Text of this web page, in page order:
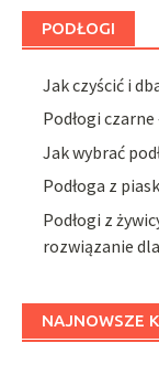
PODŁOGI
Jak czyścić i
Podłogi
Jak wybrać
Podłoga z
Podłogi z
rozwiązanie
NAJNOWSZE